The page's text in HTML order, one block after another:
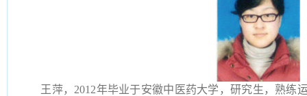
王萍，2012年毕业于安徽中医药大学，研究生，熟练